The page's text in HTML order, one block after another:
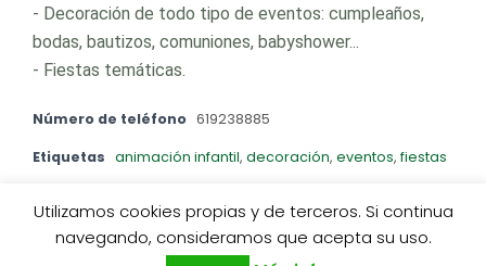
- Decoración de todo tipo de eventos: cumpleaños,
bodas, bautizos, comuniones, babyshower...
- Fiestas temáticas.
Número de teléfono 619238885
Etiquetas animación infantil, decoración, eventos, fiestas
0
Utilizamos cookies propias y de terceros. Si continua
navegando, consideramos que acepta su uso.